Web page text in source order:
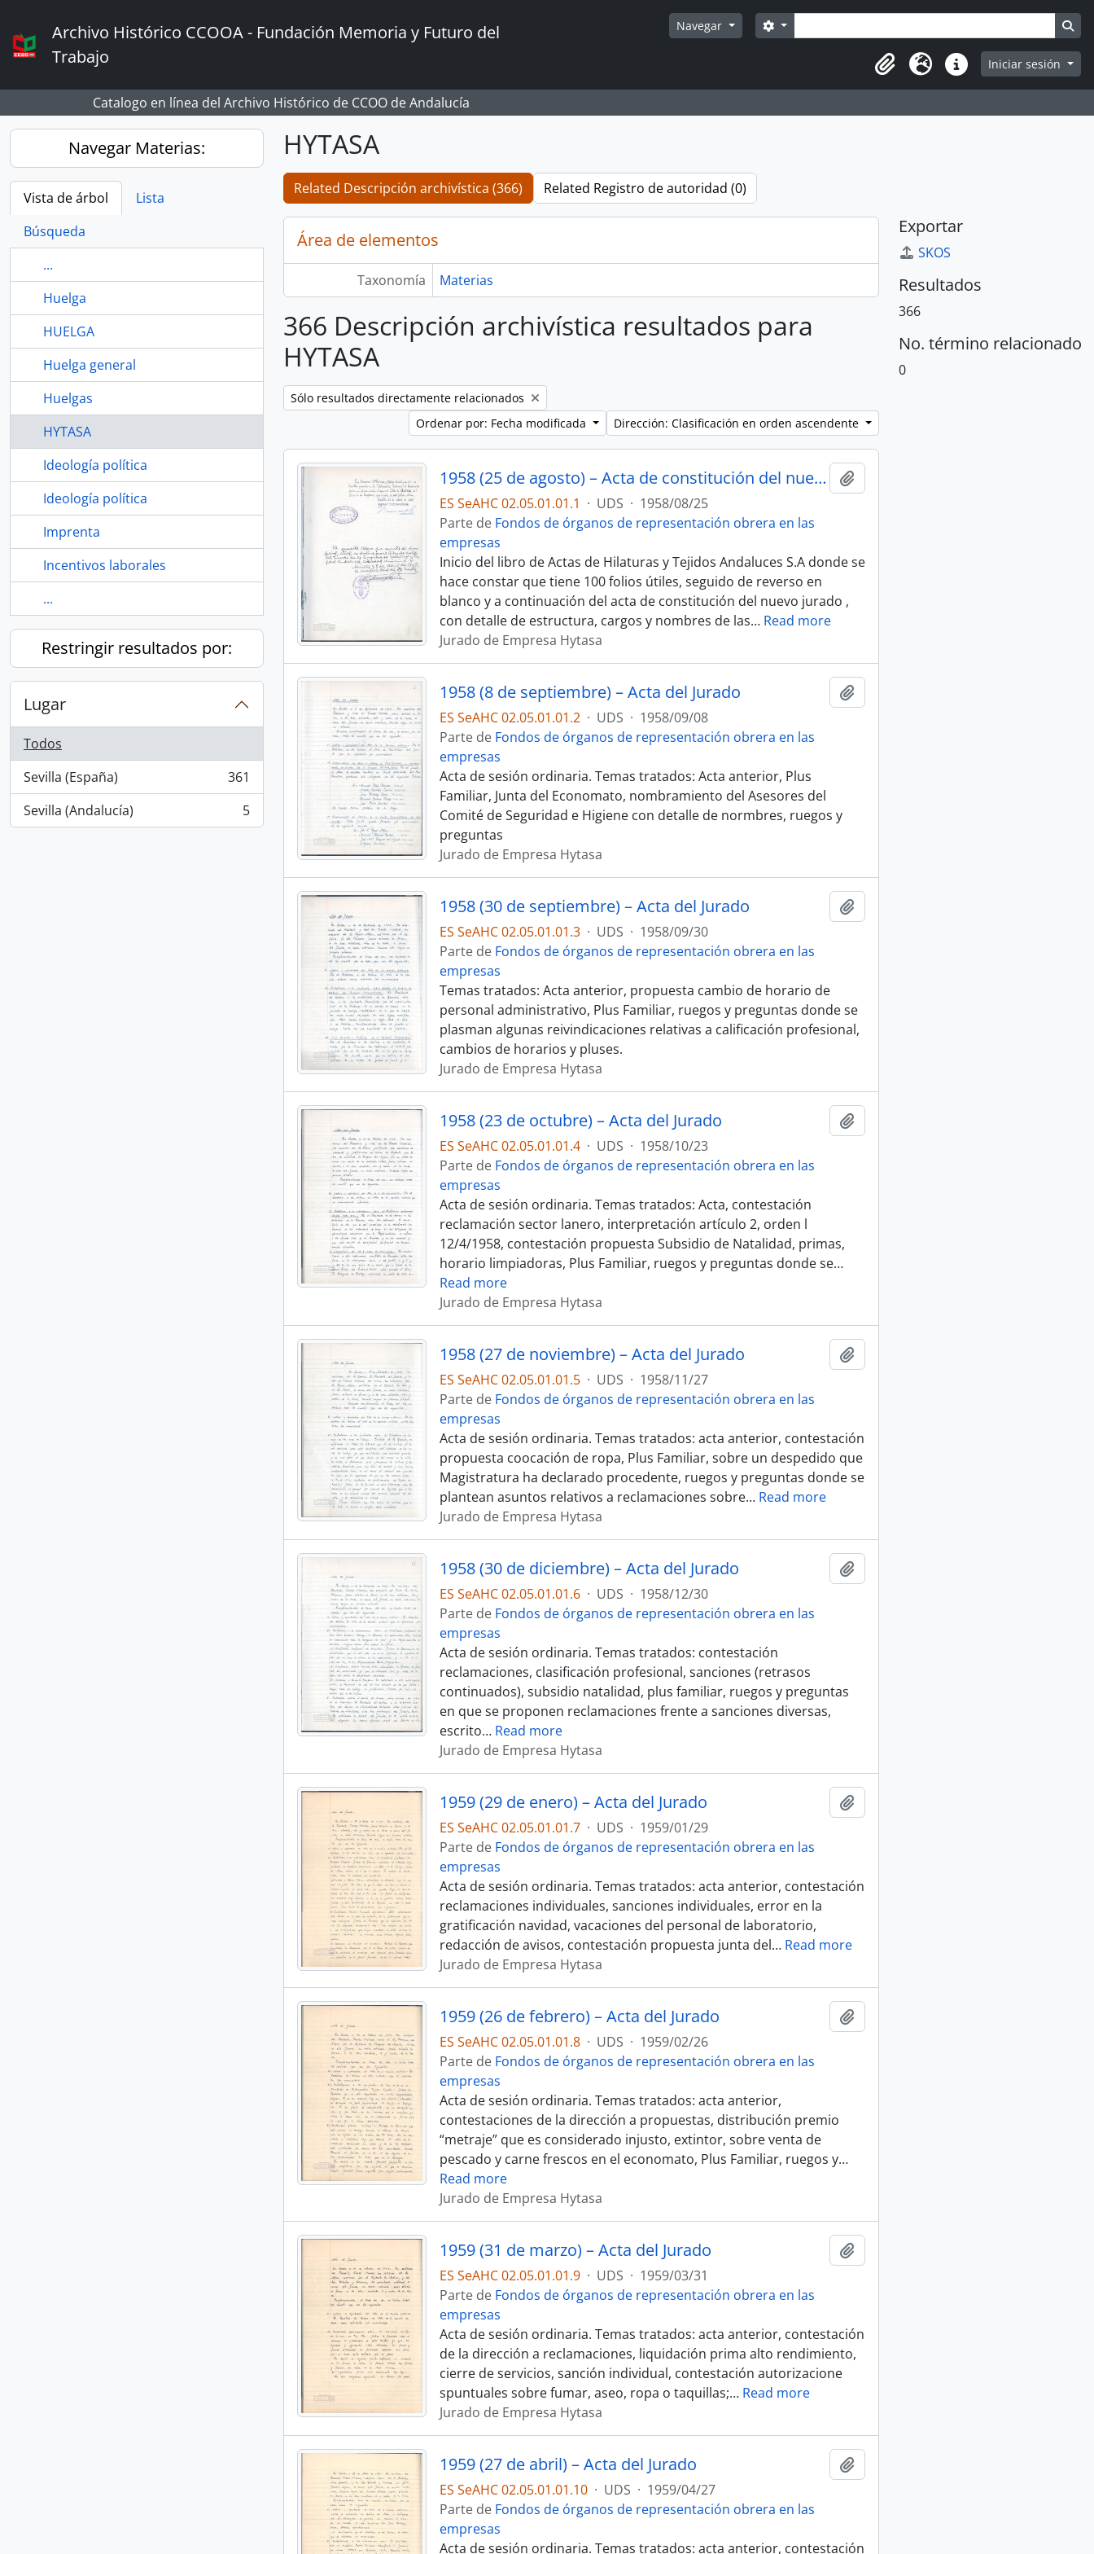
Archivo Histórico CCOOA - Fundación Memoria y Futuro del
Trabajo
Navegar Búsqueda
Search options
Portapapeles
Idioma Enlaces rápidos
Iniciar sesión
Catalogo en línea del Archivo Histórico de CCOO de Andalucía
Navegar Materias:
Vista de árbol
Lista
Búsqueda
...
Huelga
HUELGA
Huelga general
Huelgas
HYTASA
Ideología política
Ideología política
Imprenta
Incentivos laborales
...
Restringir resultados por:
Lugar
Todos
Sevilla (España)
, 361 resultados
361
Sevilla (Andalucía)
, 5 resultados 5
HYTASA
Related Descripción archivística (366) Related Registro de autoridad (0)
Área de elementos
Taxonomía Materias
366 Descripción archivística resultados para
HYTASA
Remove filter:
Sólo resultados directamente relacionados
Ordenar por: Fecha modificada
Dirección: Clasificación en orden ascendente
1958 (25 de agosto) – Acta de constitución del nuevo Jurado
ES SeAHC 02.05.01.01.1 · UDS · 1958/08/25
Parte de Fondos de órganos de representación obrera en las
empresas
Inicio del libro de Actas de Hilaturas y Tejidos Andaluces S.A donde se
hace constar que tiene 100 folios útiles, seguido de reverso en
blanco y a continuación del acta de constitución del nuevo jurado ,
con detalle de estructura, cargos y nombres de las… Read more
Jurado de Empresa Hytasa
1958 (8 de septiembre) – Acta del Jurado
ES SeAHC 02.05.01.01.2 · UDS · 1958/09/08
Parte de Fondos de órganos de representación obrera en las
empresas
Acta de sesión ordinaria. Temas tratados: Acta anterior, Plus
Familiar, Junta del Economato, nombramiento del Asesores del
Comité de Seguridad e Higiene con detalle de normbres, ruegos y
preguntas
Jurado de Empresa Hytasa
1958 (30 de septiembre) – Acta del Jurado
ES SeAHC 02.05.01.01.3 · UDS · 1958/09/30
Parte de Fondos de órganos de representación obrera en las
empresas
Temas tratados: Acta anterior, propuesta cambio de horario de
personal administrativo, Plus Familiar, ruegos y preguntas donde se
plasman algunas reivindicaciones relativas a calificación profesional,
cambios de horarios y pluses.
Jurado de Empresa Hytasa
1958 (23 de octubre) – Acta del Jurado
ES SeAHC 02.05.01.01.4 · UDS · 1958/10/23
Parte de Fondos de órganos de representación obrera en las
empresas
Acta de sesión ordinaria. Temas tratados: Acta, contestación
reclamación sector lanero, interpretación artículo 2, orden l
12/4/1958, contestación propuesta Subsidio de Natalidad, primas,
horario limpiadoras, Plus Familiar, ruegos y preguntas donde se…
Read more
Jurado de Empresa Hytasa
1958 (27 de noviembre) – Acta del Jurado
ES SeAHC 02.05.01.01.5 · UDS · 1958/11/27
Parte de Fondos de órganos de representación obrera en las
empresas
Acta de sesión ordinaria. Temas tratados: acta anterior, contestación
propuesta coocación de ropa, Plus Familiar, sobre un despedido que
Magistratura ha declarado procedente, ruegos y preguntas donde se
plantean asuntos relativos a reclamaciones sobre… Read more
Jurado de Empresa Hytasa
1958 (30 de diciembre) – Acta del Jurado
ES SeAHC 02.05.01.01.6 · UDS · 1958/12/30
Parte de Fondos de órganos de representación obrera en las
empresas
Acta de sesión ordinaria. Temas tratados: contestación
reclamaciones, clasificación profesional, sanciones (retrasos
continuados), subsidio natalidad, plus familiar, ruegos y preguntas
en que se proponen reclamaciones frente a sanciones diversas,
escrito… Read more
Jurado de Empresa Hytasa
1959 (29 de enero) – Acta del Jurado
ES SeAHC 02.05.01.01.7 · UDS · 1959/01/29
Parte de Fondos de órganos de representación obrera en las
empresas
Acta de sesión ordinaria. Temas tratados: acta anterior, contestación
reclamaciones individuales, sanciones individuales, error en la
gratificación navidad, vacaciones del personal de laboratorio,
redacción de avisos, contestación propuesta junta del… Read more
Jurado de Empresa Hytasa
1959 (26 de febrero) – Acta del Jurado
ES SeAHC 02.05.01.01.8 · UDS · 1959/02/26
Parte de Fondos de órganos de representación obrera en las
empresas
Acta de sesión ordinaria. Temas tratados: acta anterior,
contestaciones de la dirección a propuestas, distribución premio
“metraje” que es considerado injusto, extintor, sobre venta de
pescado y carne frescos en el economato, Plus Familiar, ruegos y…
Read more
Jurado de Empresa Hytasa
1959 (31 de marzo) – Acta del Jurado
ES SeAHC 02.05.01.01.9 · UDS · 1959/03/31
Parte de Fondos de órganos de representación obrera en las
empresas
Acta de sesión ordinaria. Temas tratados: acta anterior, contestación
de la dirección a reclamaciones, liquidación prima alto rendimiento,
cierre de servicios, sanción individual, contestación autorizacione
spuntuales sobre fumar, aseo, ropa o taquillas;… Read more
Jurado de Empresa Hytasa
1959 (27 de abril) – Acta del Jurado
ES SeAHC 02.05.01.01.10 · UDS · 1959/04/27
Parte de Fondos de órganos de representación obrera en las
empresas
Acta de sesión ordinaria. Temas tratados: acta anterior, contestación
Exportar
SKOS
Resultados
366
No. término relacionado
0